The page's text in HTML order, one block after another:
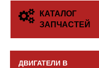
КАТАЛОГ
ЗАПЧАСТЕЙ
ДВИГАТЕЛИ В